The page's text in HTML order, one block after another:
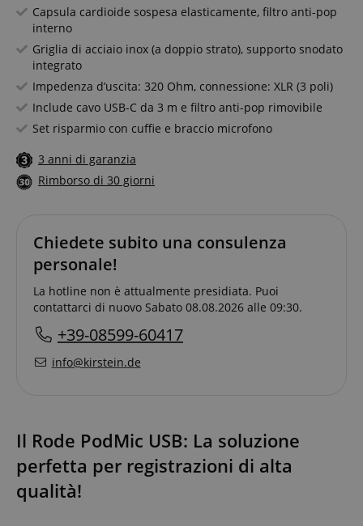
Capsula cardioide sospesa elasticamente, filtro anti-pop
interno
Griglia di acciaio inox (a doppio strato), supporto snodato
integrato
Impedenza d’uscita: 320 Ohm, connessione: XLR (3 poli)
Include cavo USB-C da 3 m e filtro anti-pop rimovibile
Set risparmio con cuffie e braccio microfono
3 anni di garanzia
Rimborso di 30 giorni
Chiedete subito una consulenza
personale!
La hotline non è attualmente presidiata. Puoi
contattarci di nuovo Sabato 08.08.2026 alle 09:30.
+39-08599-60417
info@kirstein.de
Il Rode PodMic USB: La soluzione
perfetta per registrazioni di alta
qualità!